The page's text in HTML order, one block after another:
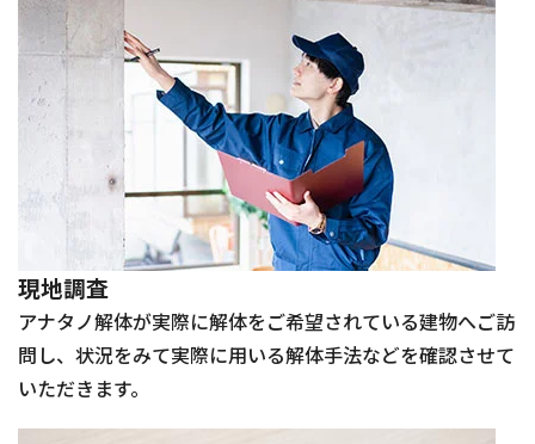
現地調査
アナタノ解体が実際に解体をご希望されている建物へご訪
問し、状況をみて実際に用いる解体手法などを確認させて
いただきます。